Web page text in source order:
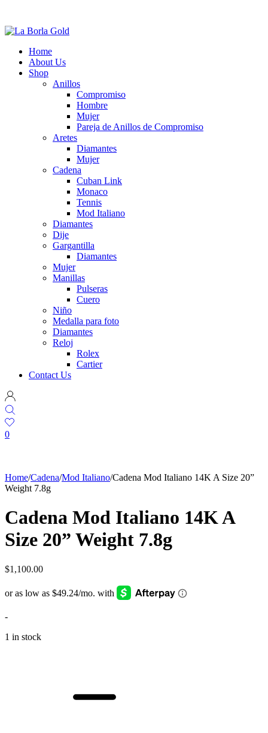
Home
About Us
Shop
Anillos
Compromiso
Hombre
Mujer
Pareja de Anillos de Compromiso
Aretes
Diamantes
Mujer
Cadena
Cuban Link
Monaco
Tennis
Mod Italiano
Diamantes
Dije
Gargantilla
Diamantes
Mujer
Manillas
Pulseras
Cuero
Niño
Medalla para foto
Diamantes
Reloj
Rolex
Cartier
Contact Us
0
Home/Cadena/Mod Italiano/Cadena Mod Italiano 14K A Size 20”
Weight 7.8g
Cadena Mod Italiano 14K A
Size 20” Weight 7.8g
$1,100.00
-
1 in stock